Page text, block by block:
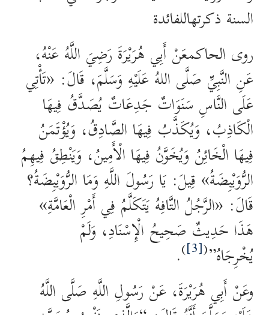
السنة ذكرتهاللفائدة
روى الحاكمعَنْ أَبِي هُرَيْرَةَ رَضِيَ اللَّهُ عَنْهُ،
عَنِ النَّبِيِّ صَلَّى اللهُ عَلَيْهِ وَسَلَّمَ، قَالَ: «تَأْتِي
عَلَى النَّاسِ سَنَوَاتٌ جَدِعَاتٌ يُصَدَّقُ فِيهَا
الْكَاذِبُ، وَيُكَذَّبُ فِيهَا الصَّادِقُ، وَيُؤْتَمَنُ
فِيهَا الْخَائِنُ وَيُخَوَّنُ فِيهَا الْأَمِينُ، وَيَنْطِقُ فِيهِمُ
الرُّوَيْبِضَةُ» قِيلَ: يَا رَسُولَ اللَّهِ وَمَا الرُّوَيْبِضَةُ؟
قَالَ: «الرَّجُلُ التَّافِهُ يَتَكَلَّمُ فِي أَمْرِ الْعَامَّةِ»
هَذَا حَدِيثٌ صَحِيحُ الْإِسْنَادِ، وَلَمْ
يُخْرِجَاهُ”(
[3]
)
.
وعَنْ أَبِي هُرَيْرَةَ، عَنْ رَسُولِ اللَّهِ صَلَّى اللَّهُ